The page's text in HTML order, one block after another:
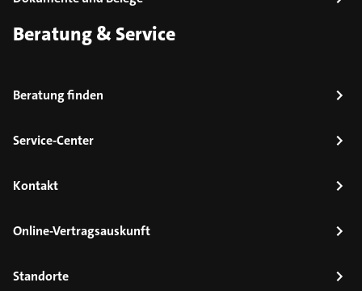
Beratung & Service
Beratung finden
Service-Center
Kontakt
Online-Vertragsauskunft
Standorte